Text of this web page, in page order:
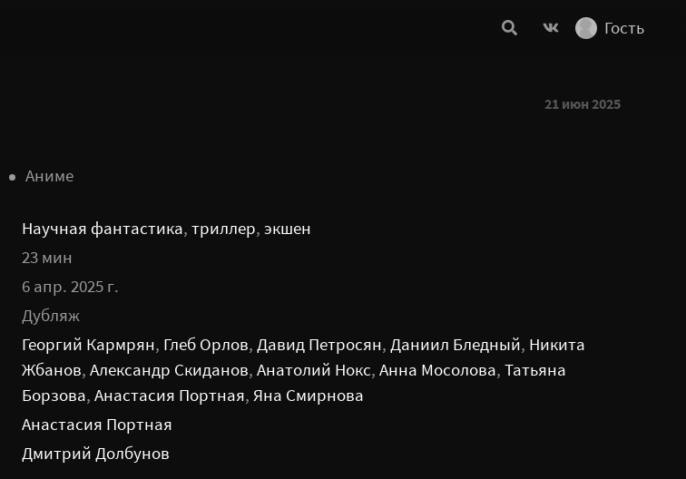
Гость
21 июн 2025
Аниме
Научная фантастика, триллер, экшен
23 мин
6 апр. 2025 г.
Дубляж
Георгий Кармрян, Глеб Орлов, Давид Петросян, Даниил Бледный, Никита
Жбанов, Александр Скиданов, Анатолий Нокс, Анна Мосолова, Татьяна
Борзова, Анастасия Портная, Яна Смирнова
Анастасия Портная
Дмитрий Долбунов